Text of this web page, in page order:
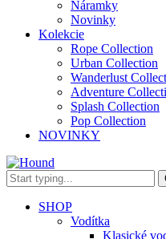
Náramky
Novinky
Kolekcie
Rope Collection
Urban Collection
Wanderlust
Adventure
Splash Collection
Pop Collection
NOVINKY
SHOP
Vodítka
Klasické